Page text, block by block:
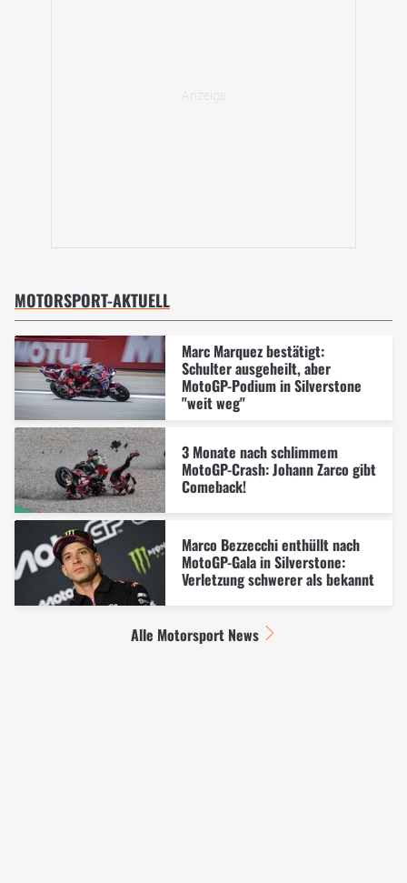
MOTORSPORT-AKTUELL
Marc Marquez bestätigt:
Schulter ausgeheilt, aber
MotoGP-Podium in Silverstone
"weit weg"
3 Monate nach schlimmem
MotoGP-Crash: Johann Zarco gibt
Comeback!
Marco Bezzecchi enthüllt nach
MotoGP-Gala in Silverstone:
Verletzung schwerer als bekannt
Alle Motorsport News